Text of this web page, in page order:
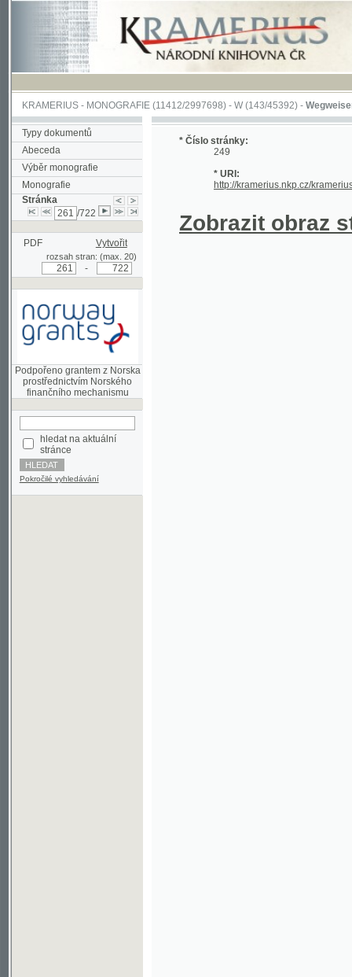
KRAMERIUS-MONOGRAFIE(11412/2997698) -W (143/45392)-Wegweiser durch
Typy dokumentů
Abeceda
Výběr monografie
Monografie
Stránka
/722
PDF Vytvořit
rozsah stran: (max. 20)
Podpořeno grantem z Norska
prostřednictvím Norského
hledat na aktuální
stránce
Pokročilé vyhledávání
* Číslo stránky:
249
* URI:
http://kramerius.nkp.cz/kramerius/